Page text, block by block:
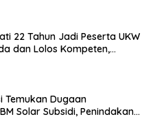
22 Tahun Jadi Peserta UKW
dan Lolos Kompeten,
Temukan Dugaan
Solar Subsidi, Penindakan